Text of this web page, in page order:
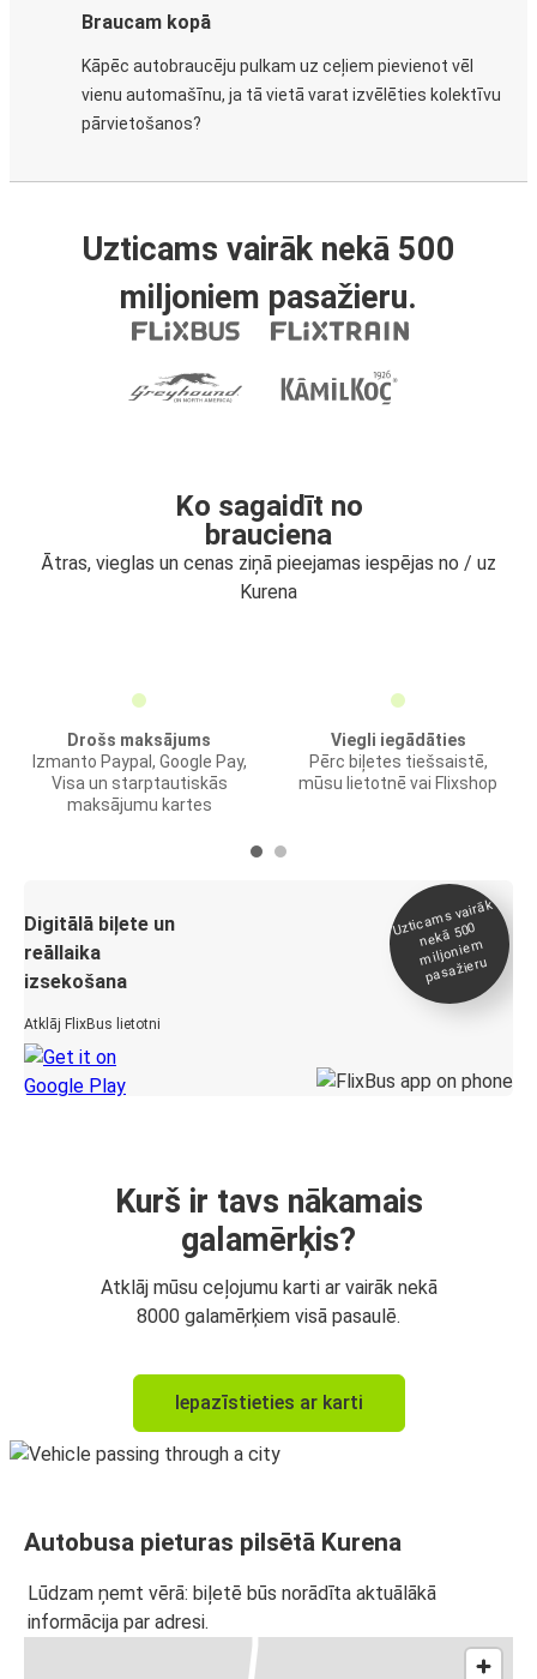
Braucam kopā
Kāpēc autobraucēju pulkam uz ceļiem pievienot vēl
vienu automašīnu, ja tā vietā varat izvēlēties kolektīvu
pārvietošanos?
Uzticams vairāk nekā 500
miljoniem pasažieru.
Ko sagaidīt no
brauciena
Ātras, vieglas un cenas ziņā pieejamas iespējas no / uz
Kurena
Drošs maksājums
Izmanto Paypal, Google Pay,
Visa un starptautiskās
maksājumu kartes
Viegli iegādāties
Pērc biļetes tiešsaistē,
mūsu lietotnē vai Flixshop
Digitālā biļete un
reāllaika
izsekošana
Atklāj FlixBus lietotni
Uztica
ms vairāk
nekā 500
miljonie
m
pasažieru
Kurš ir tavs nākamais
galamērķis?
Atklāj mūsu ceļojumu karti ar vairāk nekā
8000 galamērķiem visā pasaulē.
Iepazīstieties ar karti
Autobusa pieturas pilsētā Kurena
Lūdzam ņemt vērā: biļetē būs norādīta aktuālākā
informācija par adresi.